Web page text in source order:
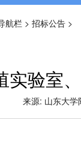
航栏 > 招标公告 >
实验室
来源: 山东大